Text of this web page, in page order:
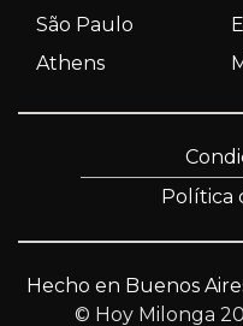
São Paulo
Athens
Política
Hecho en Buenos
© Hoy Milonga